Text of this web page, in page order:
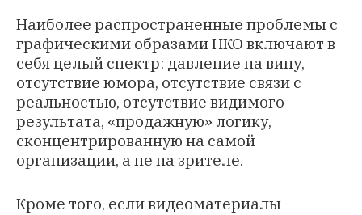
Наиболее распространенные проблемы с
графическими образами НКО включают в
себя целый спектр: давление на вину,
отсутствие юмора, отсутствие связи с
реальностью, отсутствие видимого
результата, «продажную» логику,
сконцентрированную на самой
организации, а не на зрителе.
Кроме того, если видеоматериалы